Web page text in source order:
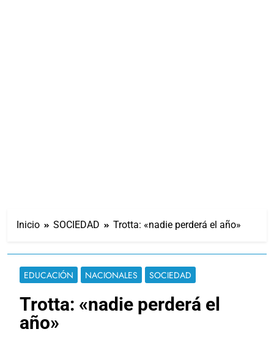
Inicio SOCIEDAD Trotta: «nadie perderá el año»
EDUCACIÓN NACIONALES SOCIEDAD
Trotta: «nadie perderá el
año»